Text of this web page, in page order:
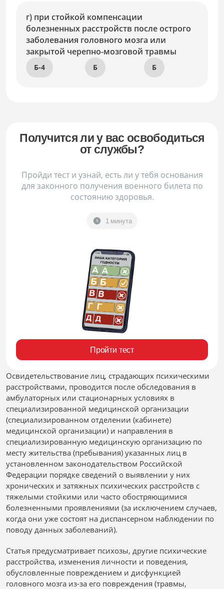
г) при стойкой компенсации
болезненных расстройств после острого
заболевания головного мозга или
закрытой черепно-мозговой травмы
Б-4 Б Б
Получится ли у вас освободиться
от службы?
Пройди тест и узнай, есть ли у тебя основания
для законного получения военного билета по
состоянию здоровья.
1 минута
Пройти тест
Освидетельствование лиц, страдающих психическими
расстройствами, проводится после обследования в
амбулаторных или стационарных условиях в
специализированной медицинской организации
(специализированном отделении (кабинете)
медицинской организации) и направления в
специализированную медицинскую организацию по
месту жительства (пребывания) указанных лиц в
установленном законодательством Российской
Федерации порядке сведений о выявлении у них
хронических и затяжных психических расстройств с
тяжелыми стойкими или часто обостряющимися
болезненными проявлениями (за исключением случаев,
когда они уже состоят на диспансерном наблюдении по
поводу данных заболеваний).
Статья предусматривает психозы, другие психические
расстройства, изменения личности и поведения,
обусловленные повреждением и дисфункцией
головного мозга из-за его повреждения (травмы,